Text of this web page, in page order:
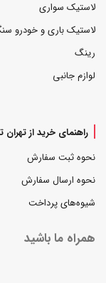
لاستیک سواری
لاستیک باری و خودرو
رینگ
لوازم جانبی
راهنمای خرید از تهران
نحوه ثبت سفارش
نحوه ارسال سفارش
شیوه‌های پرداخت
همراه ما باشید